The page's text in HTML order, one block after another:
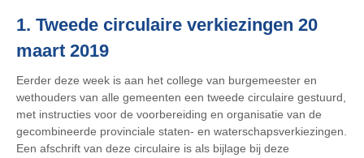
1. Tweede circulaire verkiezingen 20
maart 2019
Eerder deze week is aan het college van burgemeester en
wethouders van alle gemeenten een tweede circulaire gestuurd,
met instructies voor de voorbereiding en organisatie van de
gecombineerde provinciale staten- en waterschapsverkiezingen.
Een afschrift van deze circulaire is als bijlage bij deze